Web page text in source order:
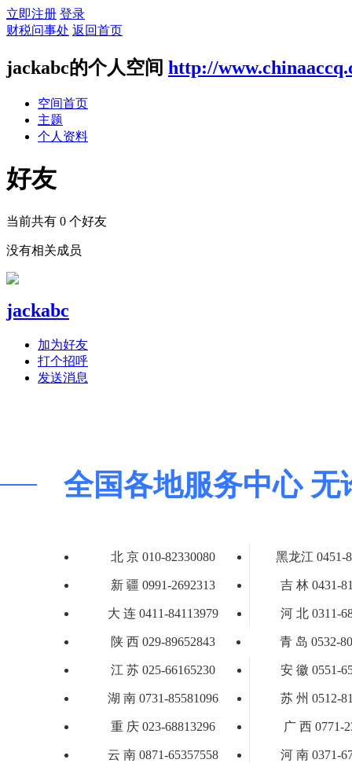
立即注册 登录
财税问事处 返回首页
jackabc的个人空间 http://
空间首页
主题
个人资料
好友
当前共有 0 个好友
没有相关成员
jackabc
加为好友
打个招呼
发送消息
全国各地服务中心
北 京 010-82330080 黑龙江 0451-
新 疆 0991-2692313 吉 林 0431-
大 连 0411-84113979 河 北 0311-
陕 西 029-89652843 青 岛 0532-
江 苏 025-66165230 安 徽 0551-
湖 南 0731-85581096 苏 州 0512-
重 庆 023-68813296 广 西 0771-
云 南 0871-65357558 河 南 0371-